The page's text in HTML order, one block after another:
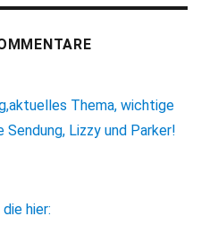
Thema, wichtige
Lizzy und Parker!
hier: